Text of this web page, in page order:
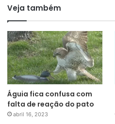
Veja também
Águia fica confusa com
falta de reação do pato
abril 16, 2023